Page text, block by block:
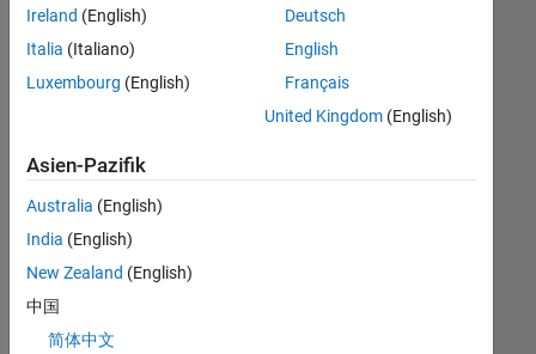
oder
alle
Stellenangebote
anzeigen .
noch
keine
offenen
Stellen
können,
die
Ireland (English)
Italia (Italiano)
Luxembourg (English)
Deutsch
English
Français
United Kingdom(English)
Asien-Pazifik
Australia (English)
India (English)
New Zealand (English)
中国
简体中文